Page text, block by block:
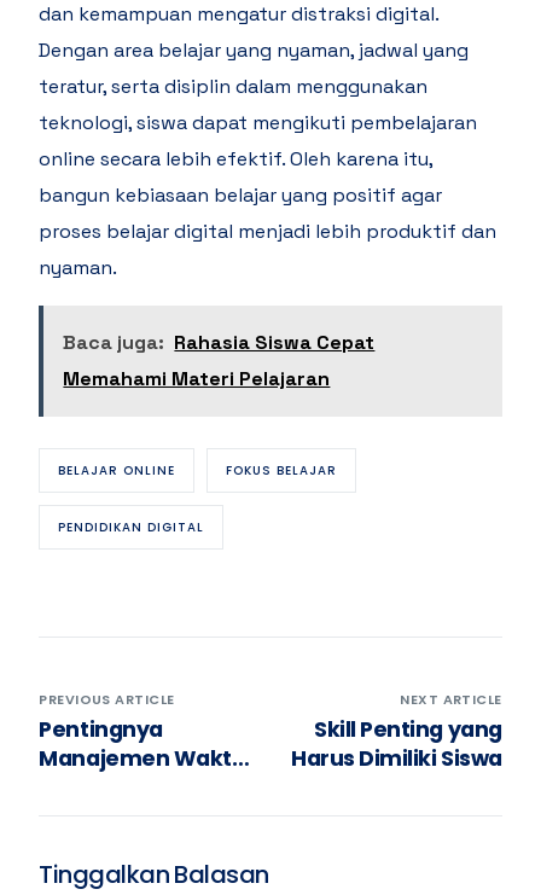
dan kemampuan mengatur distraksi digital.
Dengan area belajar yang nyaman, jadwal yang
teratur, serta disiplin dalam menggunakan
teknologi, siswa dapat mengikuti pembelajaran
online secara lebih efektif. Oleh karena itu,
bangun kebiasaan belajar yang positif agar
proses belajar digital menjadi lebih produktif dan
nyaman.
Baca juga: Rahasia Siswa Cepat
Memahami Materi Pelajaran
BELAJAR ONLINE FOKUS BELAJAR
PENDIDIKAN DIGITAL
PREVIOUS ARTICLE
Pentingnya
Manajemen Waktu
NEXT ARTICLE
Skill Penting yang
Harus Dimiliki Siswa
Tinggalkan Balasan